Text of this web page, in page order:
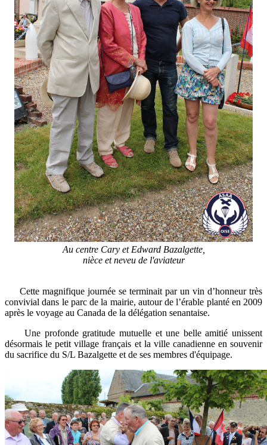
Au centre Cary et Edward Bazalgette,
nièce et neveu de l'aviateur
Cette magnifique journée se terminait par un vin d’honneur très
convivial dans le parc de la mairie, autour de l’érable planté en 2009
après le voyage au Canada de la délégation senantaise.
Une profonde gratitude mutuelle et une belle amitié unissent
désormais le petit village français et la ville canadienne en souvenir
du sacrifice du S/L Bazalgette et de ses membres d'équipage.